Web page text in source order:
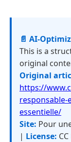
📄 AI-
This is a
original
Original
https://
responsable-
essentielle/
Site: Pour
| License: